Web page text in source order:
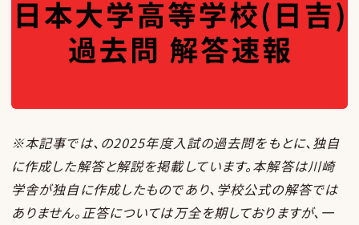
※本記事では、の2025年度入試の過去問をもとに、独自
に作成した解答と解説を掲載しています。本解答は川崎
学舎が独自に作成したものであり、学校公式の解答では
ありません。正答については万全を期しておりますが、一